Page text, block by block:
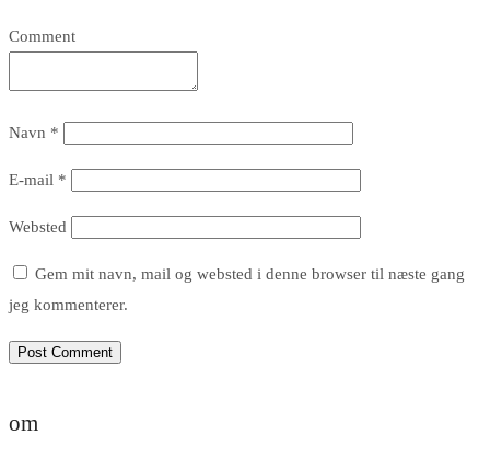
Comment
Navn *
E-mail *
Websted
Gem mit navn, mail og websted i denne browser til næste gang
jeg kommenterer.
om